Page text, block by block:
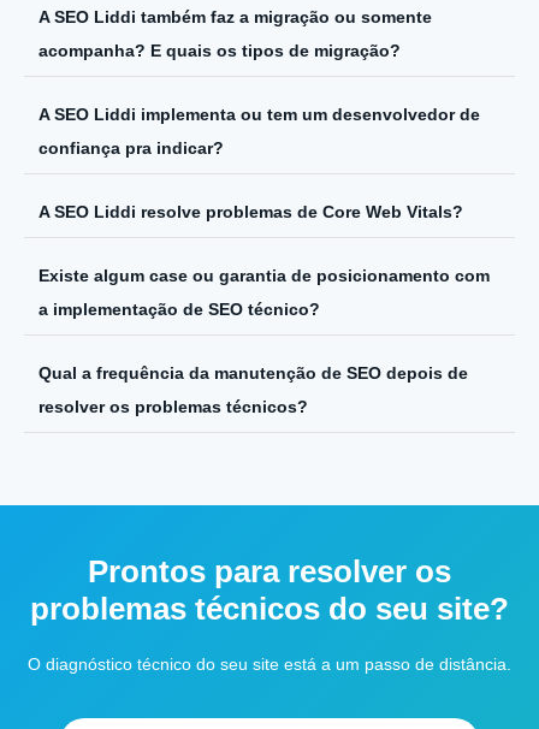
A SEO Liddi também faz a migração ou somente
acompanha? E quais os tipos de migração?
A SEO Liddi implementa ou tem um desenvolvedor de
confiança pra indicar?
A SEO Liddi resolve problemas de Core Web Vitals?
Existe algum case ou garantia de posicionamento com
a implementação de SEO técnico?
Qual a frequência da manutenção de SEO depois de
resolver os problemas técnicos?
Prontos para resolver os
problemas técnicos do seu site?
O diagnóstico técnico do seu site está a um passo de distância.